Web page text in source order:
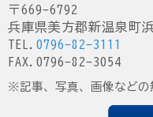
〒669-6792
兵庫県美方郡新温泉町
TEL. 0796-82-3111
FAX.0796-82-3054
※記事、写真、画像などの